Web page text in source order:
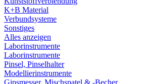
K+B Material
Verbundsysteme
Sonstiges
Alles anzeigen
Laborinstrumente
Laborinstrumente
Pinsel, Pinselhalter
Modellierinstrumente
Gipsmesser, Mischspatel & -Becher